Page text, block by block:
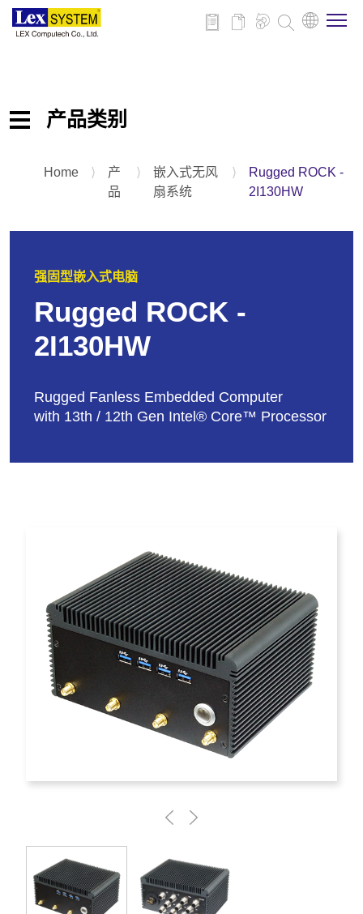
联系我们
产品类别
嵌入式主板
平板电脑
Home ⟩
产
品
⟩
嵌入式无风
扇系统
⟩
Rugged ROCK -
2I130HW
强固型嵌入式电脑
Rugged ROCK -
2I130HW
Rugged Fanless Embedded Computer
with 13th / 12th Gen Intel® Core™ Processor